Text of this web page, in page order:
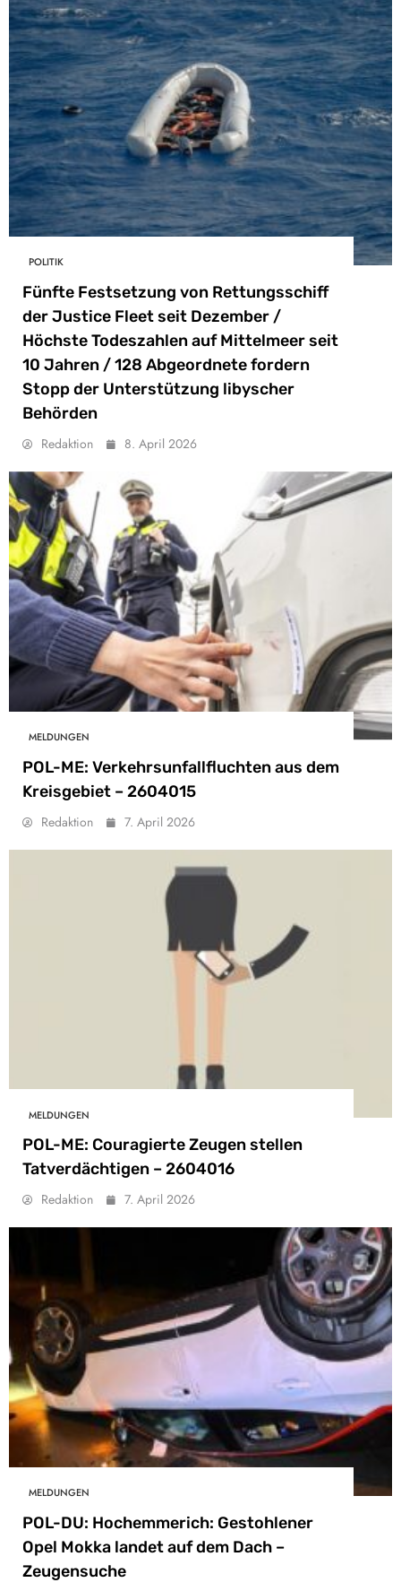
POLITIK
Fünfte Festsetzung von Rettungsschiff
der Justice Fleet seit Dezember /
Höchste Todeszahlen auf Mittelmeer seit
10 Jahren / 128 Abgeordnete fordern
Stopp der Unterstützung libyscher
Behörden
Redaktion 8. April 2026
MELDUNGEN
POL-ME: Verkehrsunfallfluchten aus dem
Kreisgebiet – 2604015
Redaktion 7. April 2026
MELDUNGEN
POL-ME: Couragierte Zeugen stellen
Tatverdächtigen – 2604016
Redaktion 7. April 2026
MELDUNGEN
POL-DU: Hochemmerich: Gestohlener
Opel Mokka landet auf dem Dach –
Zeugensuche